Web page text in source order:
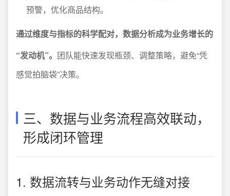
预警，优化商品结构。
通过维度与指标的科学配对，数据分析成为业务增长的
“发动机”。 团队能快速发现瓶颈、调整策略，避免“凭
感觉拍脑袋”决策。
三、数据与业务流程高效联动，
形成闭环管理
1. 数据流转与业务动作无缝对接